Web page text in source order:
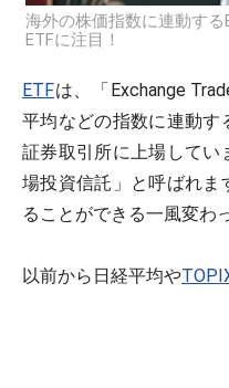
海外の株価指数に連動す
ETFに注目！
ETFは、「Exchange
平均などの指数に連動す
証券取引所に上場してい
場投資信託」と呼ばれま
ることができる一風変わ
以前から日経平均や